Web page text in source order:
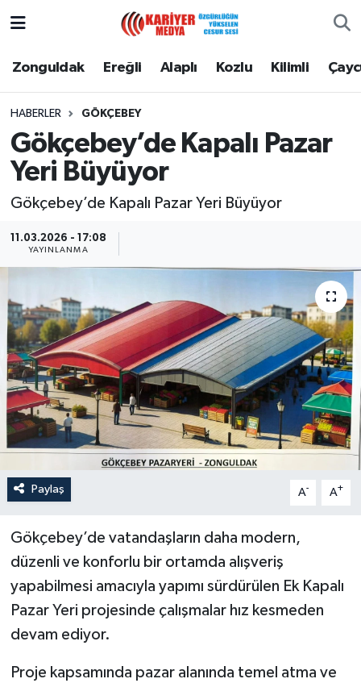
Zonguldak Ereğli Alaplı Kozlu Kilimli
HABERLER GÖKÇEBEY
Gökçebey’de Kapalı Pazar
Yeri Büyüyor
Gökçebey’de Kapalı Pazar Yeri Büyüyor
11.03.2026 - 17:08
YAYINLANMA
Paylaş A- A+
Gökçebey’de vatandaşların daha modern,
düzenli ve konforlu bir ortamda alışveriş
yapabilmesi amacıyla yapımı sürdürülen Ek Kapalı
Pazar Yeri projesinde çalışmalar hız kesmeden
devam ediyor.
Proje kapsamında pazar alanında temel atma ve
Zonguldak
Alaplı
Kozlu
Çaycuma
Gökçebey
Devrek
Özel
Mesaj
Dergim
Zonguldak Nöbetçi Eczaneler
Zonguldak Namaz Vakitleri
Zonguldak Trafik Yoğunluk Haritası
Tüm Manşetler
Son Dakika Haberleri
Haber Arşivi